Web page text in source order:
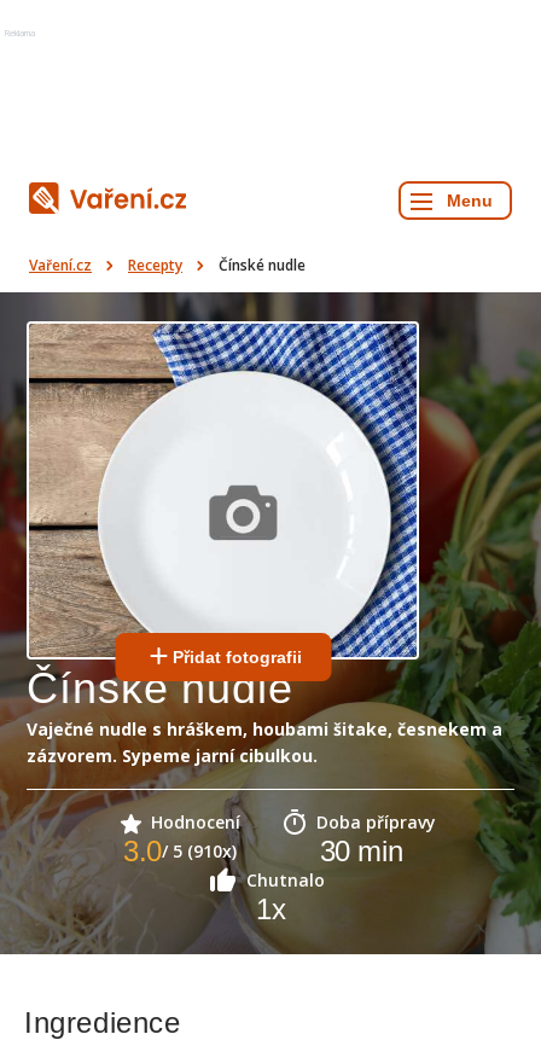
Reklama
Vaření.cz Recepty Čínské nudle
Přidat fotografii
Čínské nudle
Vaječné nudle s hráškem, houbami šitake, česnekem a
zázvorem. Sypeme jarní cibulkou.
Hodnocení
3.0/ 5 (910x)
Doba přípravy
30min
Chutnalo
1x
Ingredience